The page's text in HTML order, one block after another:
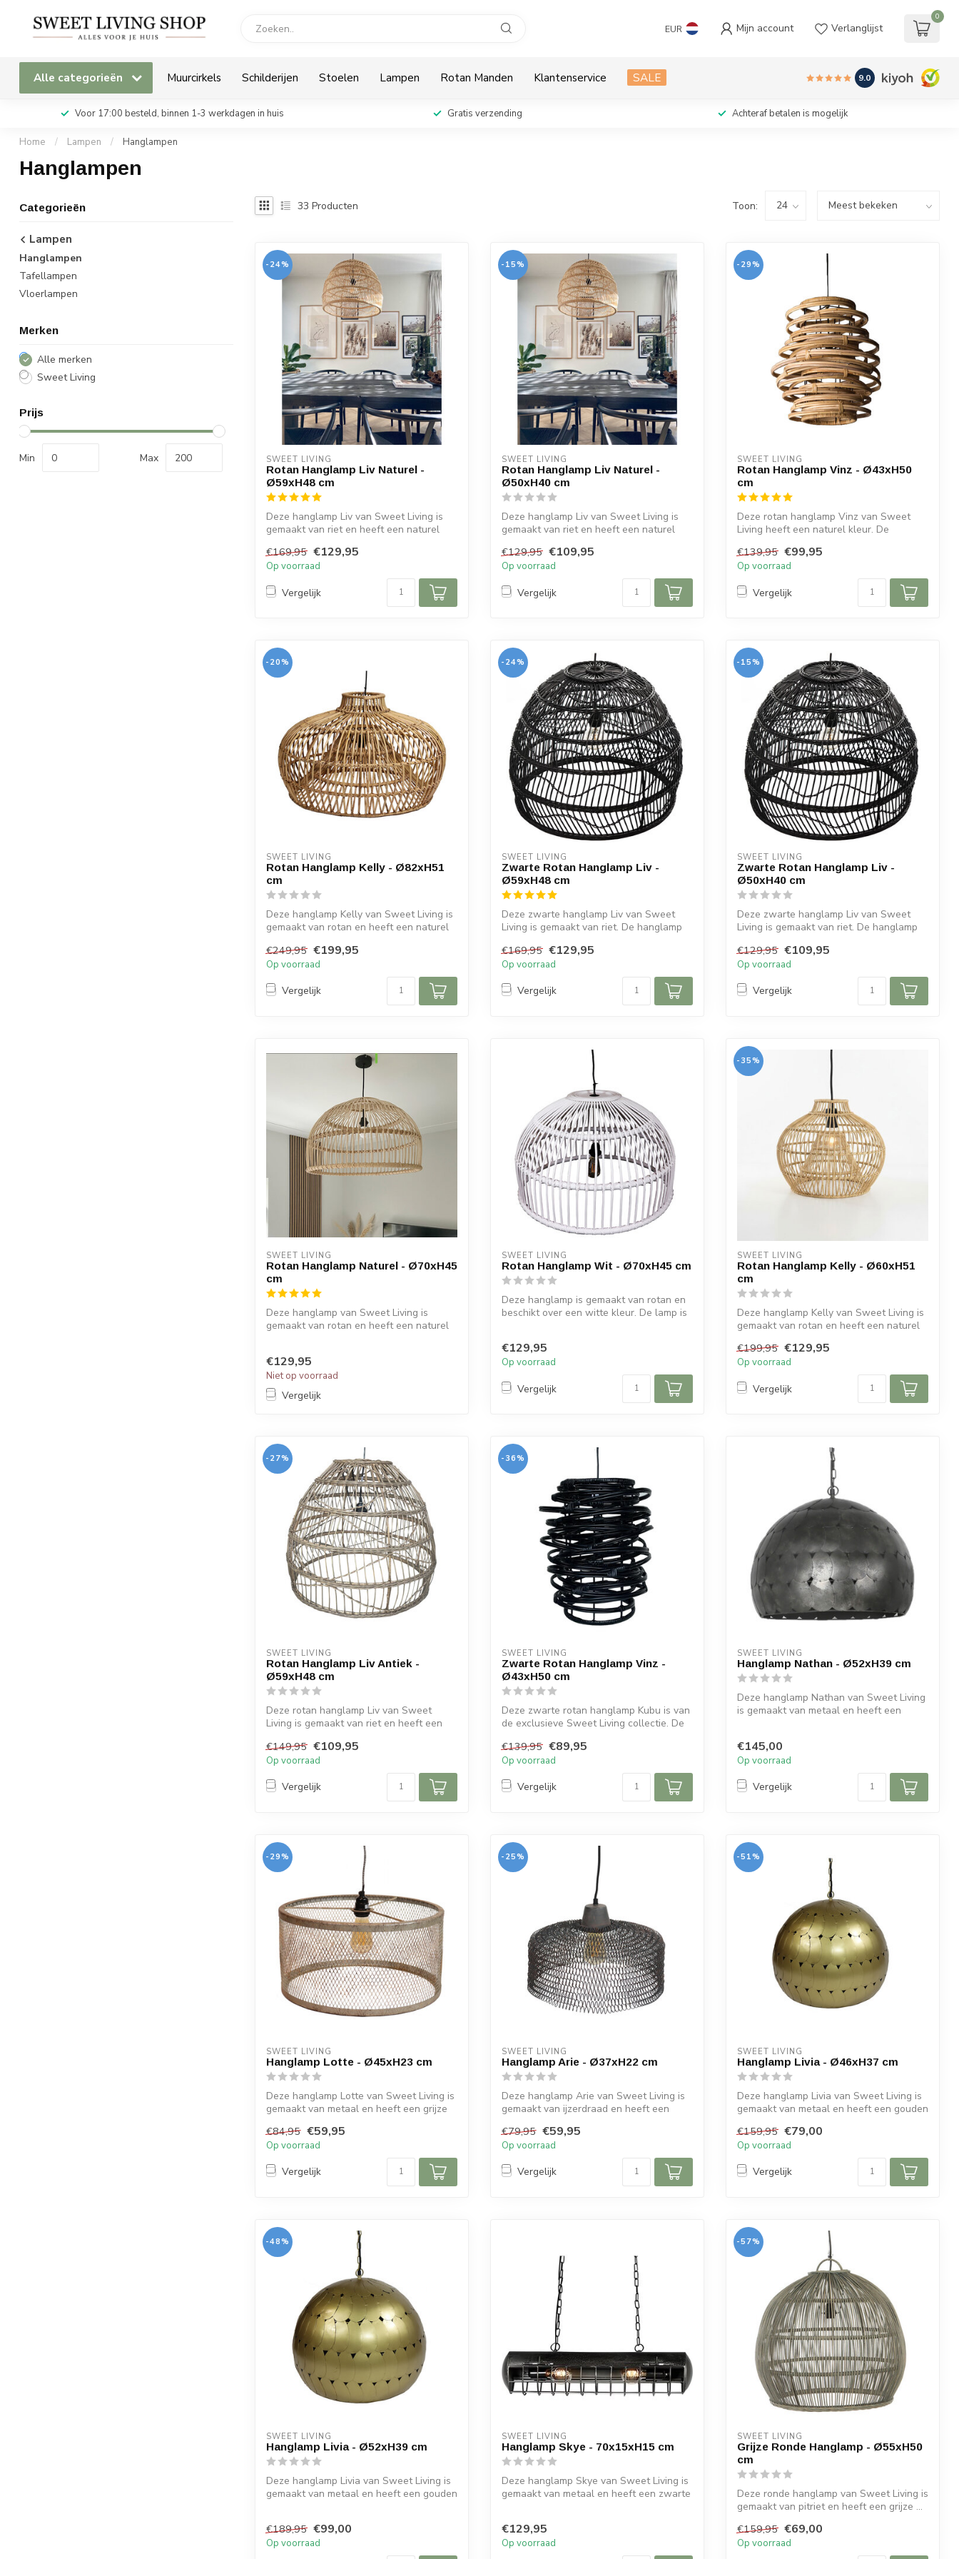
EUR Mijn account Verlanglijst
0
Alle categorieën Muurcirkels Schilderijen Stoelen Lampen Rotan Manden Klantenservice SALE 9.0
Voor 17:00 besteld, binnen 1-3 werkdagen in huis Gratis verzending Achteraf betalen is mogelijk
Home / Lampen / Hanglampen
Hanglampen
Categorieën
Lampen
Hanglampen
Tafellampen
Vloerlampen
Merken
Alle merken
Sweet Living
Prijs
Min Max
33 Producten Toon:
-24%
SWEET LIVING
Rotan Hanglamp Liv Naturel -
Ø59xH48 cm
Deze hanglamp Liv van Sweet Living is
gemaakt van riet en heeft een naturel
€169,95 €129,95
Op voorraad
Vergelijk
-15%
SWEET LIVING
Rotan Hanglamp Liv Naturel -
Ø50xH40 cm
Deze hanglamp Liv van Sweet Living is
gemaakt van riet en heeft een naturel
€129,95 €109,95
Op voorraad
Vergelijk
-29%
SWEET LIVING
Rotan Hanglamp Vinz - Ø43xH50
cm
Deze rotan hanglamp Vinz van Sweet
Living heeft een naturel kleur. De
€139,95 €99,95
Op voorraad
Vergelijk
-20%
SWEET LIVING
Rotan Hanglamp Kelly - Ø82xH51
cm
Deze hanglamp Kelly van Sweet Living is
gemaakt van rotan en heeft een naturel
€249,95 €199,95
Op voorraad
Vergelijk
-24%
SWEET LIVING
Zwarte Rotan Hanglamp Liv -
Ø59xH48 cm
Deze zwarte hanglamp Liv van Sweet
Living is gemaakt van riet. De hanglamp
€169,95 €129,95
Op voorraad
Vergelijk
-15%
SWEET LIVING
Zwarte Rotan Hanglamp Liv -
Ø50xH40 cm
Deze zwarte hanglamp Liv van Sweet
Living is gemaakt van riet. De hanglamp
€129,95 €109,95
Op voorraad
Vergelijk
SWEET LIVING
Rotan Hanglamp Naturel - Ø70xH45
cm
Deze hanglamp van Sweet Living is
gemaakt van rotan en heeft een naturel
€129,95
Niet op voorraad
Vergelijk
SWEET LIVING
Rotan Hanglamp Wit - Ø70xH45 cm
Deze hanglamp is gemaakt van rotan en
beschikt over een witte kleur. De lamp is
€129,95
Op voorraad
Vergelijk
-35%
SWEET LIVING
Rotan Hanglamp Kelly - Ø60xH51
cm
Deze hanglamp Kelly van Sweet Living is
gemaakt van rotan en heeft een naturel
€199,95 €129,95
Op voorraad
Vergelijk
-27%
SWEET LIVING
Rotan Hanglamp Liv Antiek -
Ø59xH48 cm
Deze rotan hanglamp Liv van Sweet
Living is gemaakt van riet en heeft een
€149,95 €109,95
Op voorraad
Vergelijk
-36%
SWEET LIVING
Zwarte Rotan Hanglamp Vinz -
Ø43xH50 cm
Deze zwarte rotan hanglamp Kubu is van
de exclusieve Sweet Living collectie. De
€139,95 €89,95
Op voorraad
Vergelijk
SWEET LIVING
Hanglamp Nathan - Ø52xH39 cm
Deze hanglamp Nathan van Sweet Living
is gemaakt van metaal en heeft een
€145,00
Op voorraad
Vergelijk
-29%
SWEET LIVING
Hanglamp Lotte - Ø45xH23 cm
Deze hanglamp Lotte van Sweet Living is
gemaakt van metaal en heeft een grijze
€84,95 €59,95
Op voorraad
Vergelijk
-25%
SWEET LIVING
Hanglamp Arie - Ø37xH22 cm
Deze hanglamp Arie van Sweet Living is
gemaakt van ijzerdraad en heeft een
€79,95 €59,95
Op voorraad
Vergelijk
-51%
SWEET LIVING
Hanglamp Livia - Ø46xH37 cm
Deze hanglamp Livia van Sweet Living is
gemaakt van metaal en heeft een gouden
€159,95 €79,00
Op voorraad
Vergelijk
-48%
SWEET LIVING
Hanglamp Livia - Ø52xH39 cm
Deze hanglamp Livia van Sweet Living is
gemaakt van metaal en heeft een gouden
€189,95 €99,00
Op voorraad
SWEET LIVING
Hanglamp Skye - 70x15xH15 cm
Deze hanglamp Skye van Sweet Living is
gemaakt van metaal en heeft een zwarte
€129,95
Op voorraad
-57%
SWEET LIVING
Grijze Ronde Hanglamp - Ø55xH50
cm
Deze ronde hanglamp van Sweet Living is
gemaakt van pitriet en heeft een grijze ...
€159,95 €69,00
Op voorraad